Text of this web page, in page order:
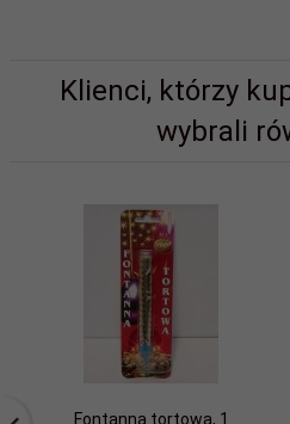
Klienci, którzy
wybrali
Fontanna tortowa, 1